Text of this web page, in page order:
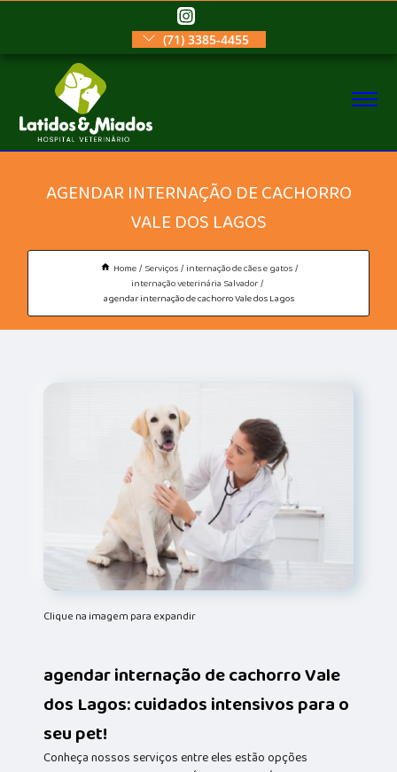
(71) 3385-4455
AGENDAR INTERNAÇÃO DE CACHORRO
VALE DOS LAGOS
Home Serviços
internação de cães e gatos
internação veterinária Salvador
agendar internação de cachorro Vale dos Lagos
Clique na imagem para expandir
agendar internação de cachorro Vale
dos Lagos: cuidados intensivos para o
seu pet!
Conheça nossos serviços entre eles estão opções